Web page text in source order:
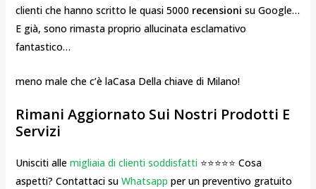
clienti che hanno scritto le quasi 5000 recensioni su Google…
E già, sono rimasta proprio allucinata esclamativo
fantastico…
meno male che c’è laCasa Della chiave di Milano!
Rimani Aggiornato Sui Nostri Prodotti E
Servizi
Unisciti alle migliaia di clienti soddisfatti⭐⭐⭐⭐⭐ Cosa
aspetti? Contattaci su Whatsapp per un preventivo gratuito